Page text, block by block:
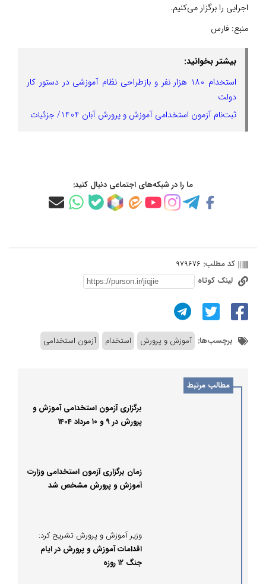
اجرایی را برگزار می‌کنیم.
منبع: فارس
بیشتر بخوانید:
استخدام ۱۸۰ هزار نفر و بازطراحی نظام آموزشی در دستور کار
دولت
ثبت‌نام آزمون استخدامی آموزش و پرورش آبان 1404/ جزئیات
ما را در شبکه‌های اجتماعی دنبال کنید:
کد مطلب: 979676
لینک کوتاه
برچسب‌ها: آموزش و پرورش استخدام آزمون استخدامی
مطالب مرتبط
برگزاری آزمون استخدامی آموزش‌ و
پرورش در ۹ و ۱۰ مرداد 1404
زمان برگزاری آزمون استخدامی وزارت
آموزش و پرورش مشخص شد
وزیر آموزش و پرورش تشریح کرد:
اقدامات آموزش و پرورش در ایام
جنگ ۱۲ روزه